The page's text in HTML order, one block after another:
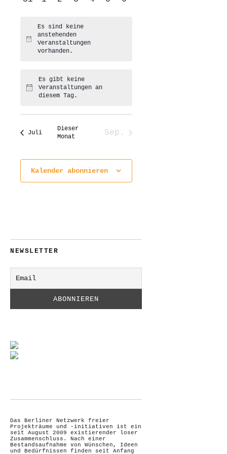
Hinweis
Es sind keine
anstehenden
Veranstaltungen
vorhanden.
Hinweis
Es gibt keine
Veranstaltungen an
diesem Tag.
Juli
Dieser
Monat
Sep.
Kalender abonnieren
NEWSLETTER
Das Berliner Netzwerk freier
Projekträume und -initiativen ist ein
seit August 2009 existierender loser
Zusammenschluss. Nach einer
Bestandsaufnahme von Wünschen, Ideen
und Bedürfnissen finden seit Anfang